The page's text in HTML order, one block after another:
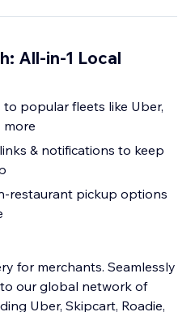
All-in-1 Local
popular fleets like Uber,
more
& notifications to keep
restaurant pickup options
for merchants. Seamlessly
our global network of
Uber, Skipcart, Roadie,